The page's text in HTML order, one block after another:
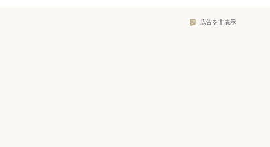
広告を非表示